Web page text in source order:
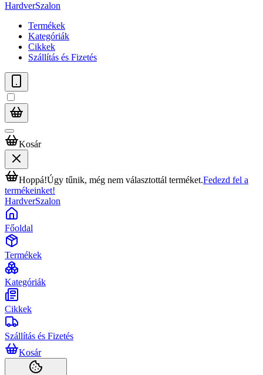
HardverSzalon
Termékek
Kategóriák
Cikkek
Szállítás és Fizetés
Kosár
Hoppá!Úgy tűnik, még nem választottál terméket.Fedezd fel a
termékeinket!
HardverSzalon
Főoldal
Termékek
Kategóriák
Cikkek
Szállítás és Fizetés
Kosár